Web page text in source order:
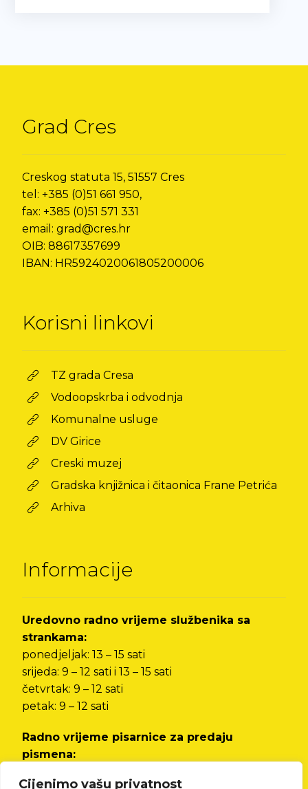
Cijenimo vašu privatnost
Grad Cres
Creskog statuta 15, 51557 Cres
tel: +385 (0)51 661 950,
fax: +385 (0)51 571 331
email: grad@cres.hr
OIB: 88617357699
IBAN: HR5924020061805200006
Korisni linkovi
TZ grada Cresa
Vodoopskrba i odvodnja
Komunalne usluge
DV Girice
Creski muzej
Gradska knjižnica i čitaonica Frane Petrića
Arhiva
Informacije
Uredovno radno vrijeme službenika sa
strankama:
ponedjeljak: 13 – 15 sati
srijeda: 9 – 12 sati i 13 – 15 sati
četvrtak: 9 – 12 sati
petak: 9 – 12 sati
Radno vrijeme pisarnice za predaju
pismena: